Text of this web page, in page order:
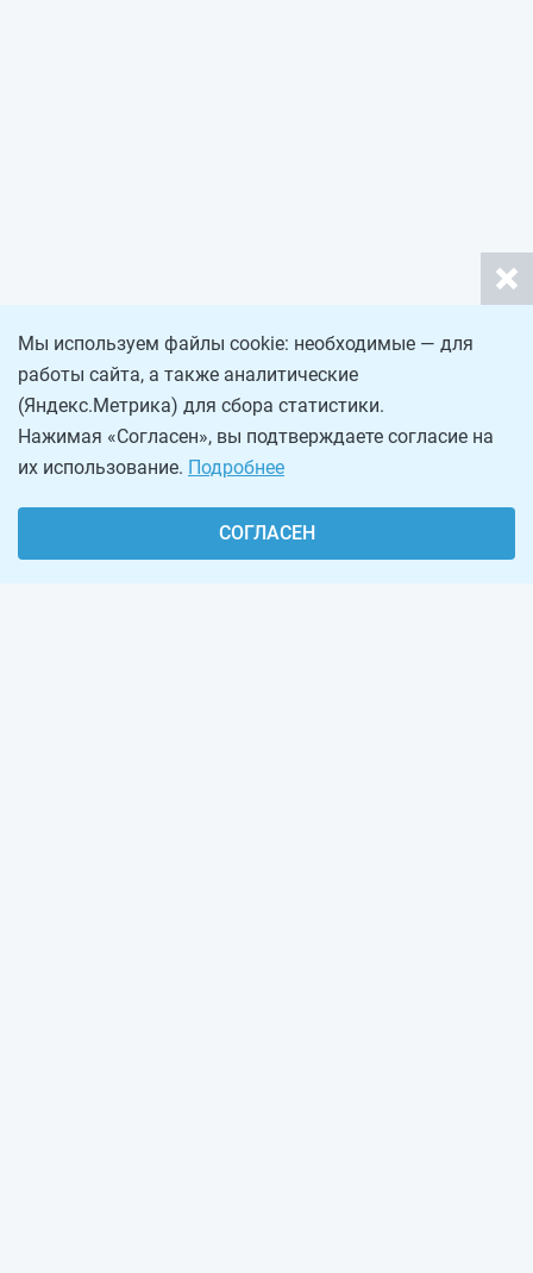
Мы используем файлы cookie: необходимые — для
работы сайта, а также аналитические
(Яндекс.Метрика) для сбора статистики.
Нажимая «Согласен», вы подтверждаете согласие на
их использование. Подробнее
СОГЛАСЕН